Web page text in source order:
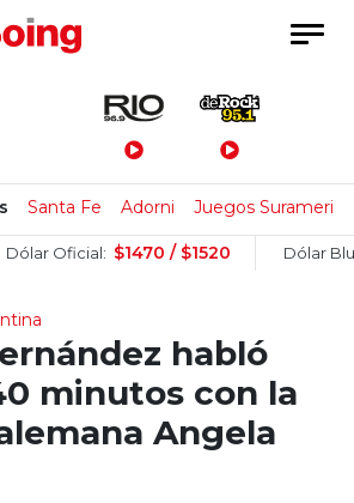
Santa Fe Adorni Juegos
Oficial: $1470 / $1520 Dólar Blue:
habló
minutos con la
Angela